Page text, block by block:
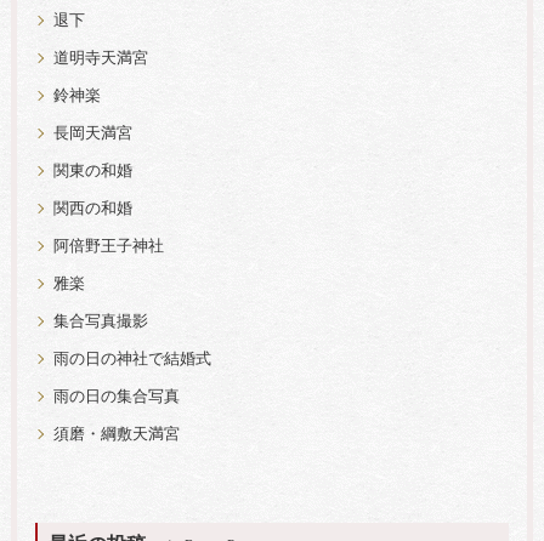
退下
道明寺天満宮
鈴神楽
長岡天満宮
関東の和婚
関西の和婚
阿倍野王子神社
雅楽
集合写真撮影
雨の日の神社で結婚式
雨の日の集合写真
須磨・綱敷天満宮